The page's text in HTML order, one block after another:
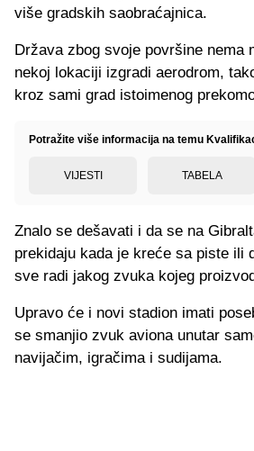
više gradskih saobraćajnica.
Država zbog svoje površine nema
nekoj lokaciji izgradi aerodrom,
kroz sami grad istoimenog
Potražite više informacija na temu
VIJESTI TABELA
Znalo se dešavati i da se na
prekidaju kada je kreće sa piste ili
sve radi jakog zvuka kojeg
Upravo će i novi stadion imati
se smanjio zvuk aviona unutar
navijačim, igračima i sudijama.